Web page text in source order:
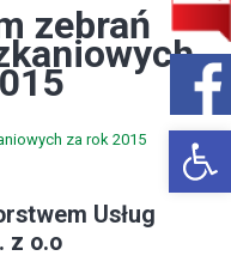
zebrań
za rok 2015
Usług
z o.o